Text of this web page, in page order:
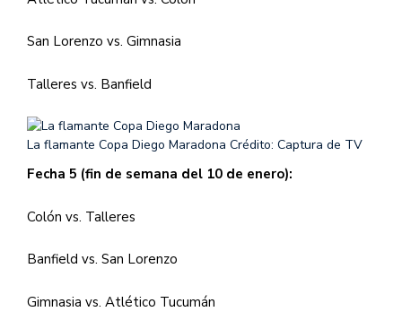
San Lorenzo vs. Gimnasia
Talleres vs. Banfield
La flamante Copa Diego Maradona Crédito: Captura de TV
Fecha 5 (fin de semana del 10 de enero):
Colón vs. Talleres
Banfield vs. San Lorenzo
Gimnasia vs. Atlético Tucumán